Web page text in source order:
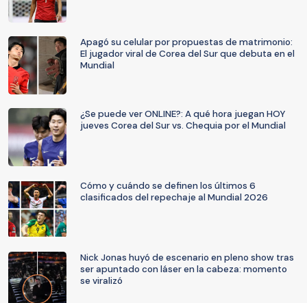
Apagó su celular por propuestas de matrimonio:
El jugador viral de Corea del Sur que debuta en el
Mundial
¿Se puede ver ONLINE?: A qué hora juegan HOY
jueves Corea del Sur vs. Chequia por el Mundial
Cómo y cuándo se definen los últimos 6
clasificados del repechaje al Mundial 2026
Nick Jonas huyó de escenario en pleno show tras
ser apuntado con láser en la cabeza: momento
se viralizó